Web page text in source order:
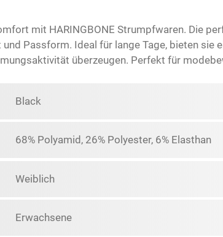
mit HARINGBONE Strumpfwaren. Die
Passform. Ideal für lange Tage, bieten
überzeugen. Perfekt für
Black
68% Polyamid, 26% Polyester, 6% Elasthan
Weiblich
Erwachsene